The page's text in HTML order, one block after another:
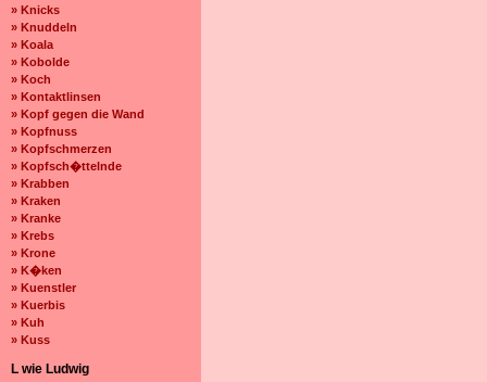
» Knicks
» Knuddeln
» Koala
» Kobolde
» Koch
» Kontaktlinsen
» Kopf gegen die Wand
» Kopfnuss
» Kopfschmerzen
» Kopfsch�ttelnde
» Krabben
» Kraken
» Kranke
» Krebs
» Krone
» K�ken
» Kuenstler
» Kuerbis
» Kuh
» Kuss
L wie Ludwig